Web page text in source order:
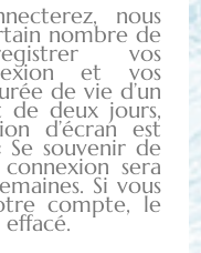
nous
nombre de
vos
et vos
de vie d’un
de deux jours,
d’écran est
Se souvenir de
sera
Si vous
compte, le